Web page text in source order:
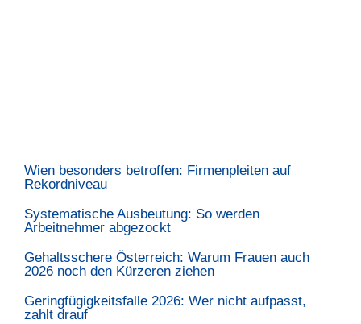
Wien besonders betroffen: Firmenpleiten auf
Rekordniveau
Systematische Ausbeutung: So werden
Arbeitnehmer abgezockt
Gehaltsschere Österreich: Warum Frauen auch
2026 noch den Kürzeren ziehen
Geringfügigkeitsfalle 2026: Wer nicht aufpasst,
zahlt drauf